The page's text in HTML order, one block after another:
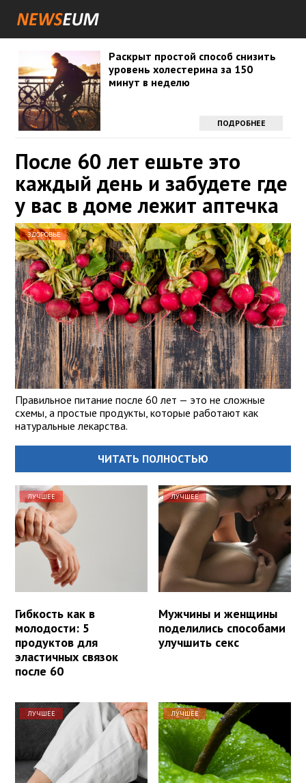
Раскрыт простой способ снизить
уровень холестерина за 150
минут в неделю
ПОДРОБНЕЕ
После 60 лет ешьте это
каждый день и забудете где
у вас в доме лежит аптечка
ЗДОРОВЬЕ
Правильное питание после 60 лет — это не сложные
схемы, а простые продукты, которые работают как
натуральные лекарства.
ЧИТАТЬ ПОЛНОСТЬЮ
ЛУЧШЕЕ
Гибкость как в
молодости: 5
продуктов для
эластичных связок
после 60
ЛУЧШЕЕ
Мужчины и женщины
поделились способами
улучшить секс
ЛУЧШЕЕ ЛУЧШЕЕ